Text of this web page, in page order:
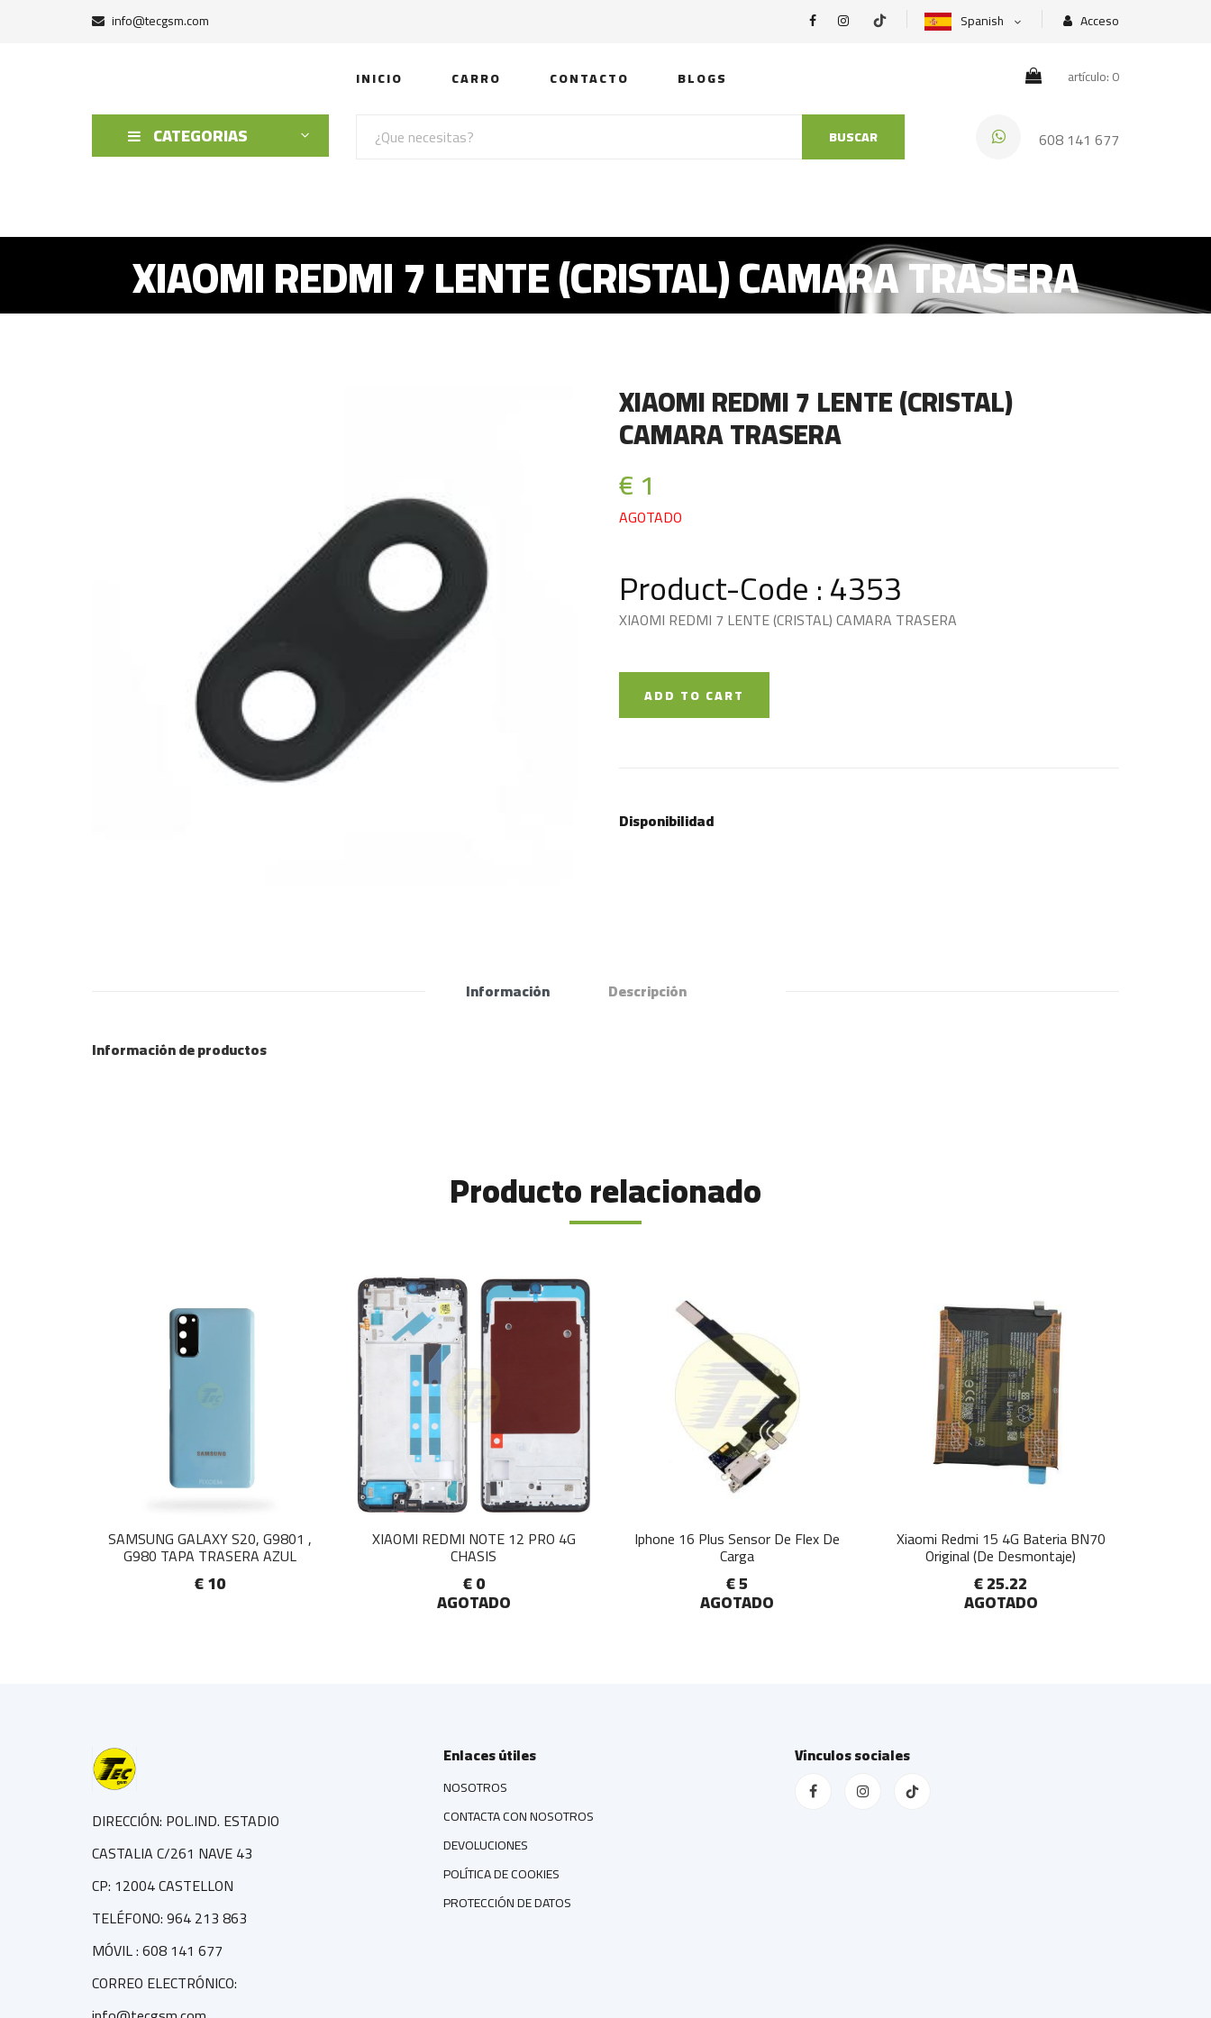
info@tecgsm.com Spanish Acceso
INICIO CARRO CONTACTO BLOGS artículo: 0
CATEGORIAS BUSCAR 608 141 677
XIAOMI REDMI 7 LENTE (CRISTAL) CAMARA TRASERA
XIAOMI REDMI 7 LENTE (CRISTAL)
CAMARA TRASERA
€ 1
AGOTADO
Product-Code : 4353
XIAOMI REDMI 7 LENTE (CRISTAL) CAMARA TRASERA
ADD TO CART
Disponibilidad
Información Descripción
Información de productos
Producto relacionado
SAMSUNG GALAXY S20, G9801 ,
G980 TAPA TRASERA AZUL
€ 10
XIAOMI REDMI NOTE 12 PRO 4G
CHASIS
€ 0
AGOTADO
Iphone 16 Plus Sensor De Flex De
Carga
€ 5
AGOTADO
Xiaomi Redmi 15 4G Bateria BN70
Original (De Desmontaje)
€ 25.22
AGOTADO
DIRECCIÓN: POL.IND. ESTADIO
CASTALIA C/261 NAVE 43
CP: 12004 CASTELLON
TELÉFONO: 964 213 863
MÓVIL : 608 141 677
CORREO ELECTRÓNICO:
Enlaces útiles
NOSOTROS
CONTACTA CON NOSOTROS
DEVOLUCIONES
POLÍTICA DE COOKIES
PROTECCIÓN DE DATOS
Vínculos sociales